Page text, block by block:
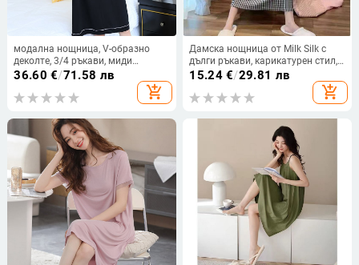
модална нощница, V-образно
деколте, 3/4 ръкави, миди
дължина, свободна кройка
36.60 €/71.58 лв
add_shopping_cart
Дамска нощница от Milk Silk с
дълги ръкави, карикатурен стил,
кръгла яка, дълга пола
15.24€/29.81 лв
add_shopping_cart